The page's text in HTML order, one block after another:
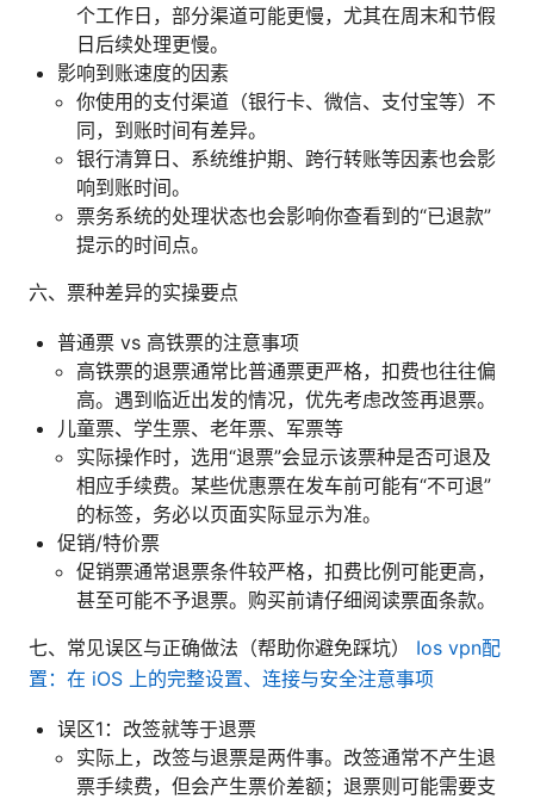
个工作日，部分渠道可能更慢，尤其在周末和节假
日后续处理更慢。
影响到账速度的因素
你使用的支付渠道（银行卡、微信、支付宝等）不
同，到账时间有差异。
银行清算日、系统维护期、跨行转账等因素也会影
响到账时间。
票务系统的处理状态也会影响你查看到的“已退款”
提示的时间点。
六、票种差异的实操要点
普通票 vs 高铁票的注意事项
高铁票的退票通常比普通票更严格，扣费也往往偏
高。遇到临近出发的情况，优先考虑改签再退票。
儿童票、学生票、老年票、军票等
实际操作时，选用“退票”会显示该票种是否可退及
相应手续费。某些优惠票在发车前可能有“不可退”
的标签，务必以页面实际显示为准。
促销/特价票
促销票通常退票条件较严格，扣费比例可能更高，
甚至可能不予退票。购买前请仔细阅读票面条款。
七、常见误区与正确做法（帮助你避免踩坑） Ios vpn配
置：在 iOS 上的完整设置、连接与安全注意事项
误区1：改签就等于退票
实际上，改签与退票是两件事。改签通常不产生退
票手续费，但会产生票价差额；退票则可能需要支